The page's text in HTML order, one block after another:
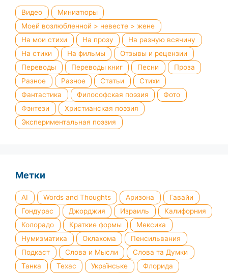
Видео
Миниатюры
Моей возлюбленной > невесте > жене
На мои стихи
На прозу
На разную всячину
На стихи
На фильмы
Отзывы и рецензии
Переводы
Переводы книг Песни
Проза
Разное
Разное Статьи
Стихи
Фантастика
Философская поэзия
Фото
Фэнтези
Христианская поэзия
Экспериментальная поэзия
Метки
AI Words and Thoughts Аризона
Гавайи
Гондурас
Джорджия Израиль
Калифорния
Колорадо
Краткие формы
Мексика
Нумизматика
Оклахома
Пенсильвания
Подкаст
Слова и Мысли
Слова та Думки
Танка
Техас Українське
Флорида